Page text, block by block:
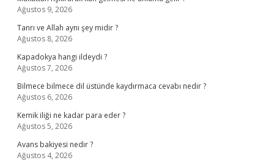
Ağustos 9, 2026
Tanrı ve Allah aynı şey midir ?
Ağustos 8, 2026
Kapadokya hangi ildeydi ?
Ağustos 7, 2026
Bilmece bilmece dil üstünde kaydırmaca cevabı nedir ?
Ağustos 6, 2026
Kemik iliği ne kadar para eder ?
Ağustos 5, 2026
Avans bakiyesi nedir ?
Ağustos 4, 2026